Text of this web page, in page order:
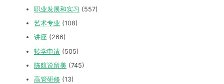
职业发展和实习 (557)
艺术专业 (108)
讲座 (266)
转学申请 (505)
陈航说留美 (745)
高管研修 (13)